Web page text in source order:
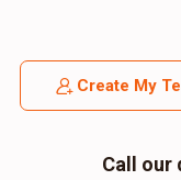
Create My
Call our